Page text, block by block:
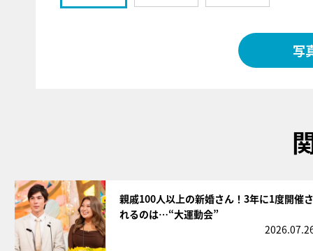
写
親戚100人以上の新婚さん！3年に1度開催さ
れるのは…“大運動会”